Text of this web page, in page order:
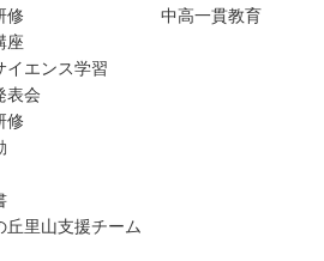
修
座
イエンス学習
表会
修
丘里山支援チーム
中高一貫教育